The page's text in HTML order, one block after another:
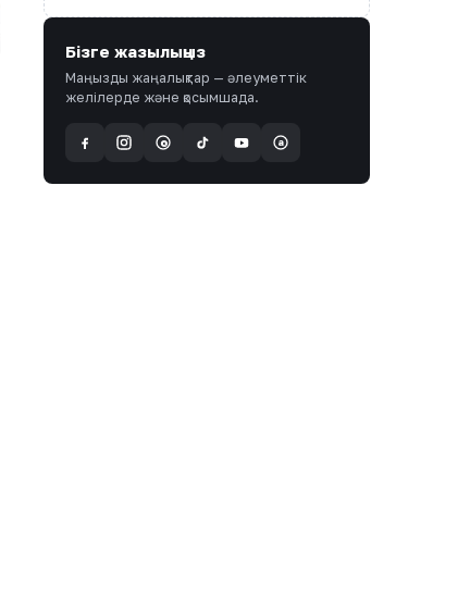
Бізге жазылыңыз
Маңызды жаңалықтар — әлеуметтік
желілерде және қосымшада.
@ a